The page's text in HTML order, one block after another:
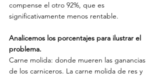
compense el otro 92%, que es
significativamente menos rentable.
Analicemos los porcentajes para ilustrar el
problema.
Carne molida: donde mueren las ganancias
de los carniceros. La carne molida de res y